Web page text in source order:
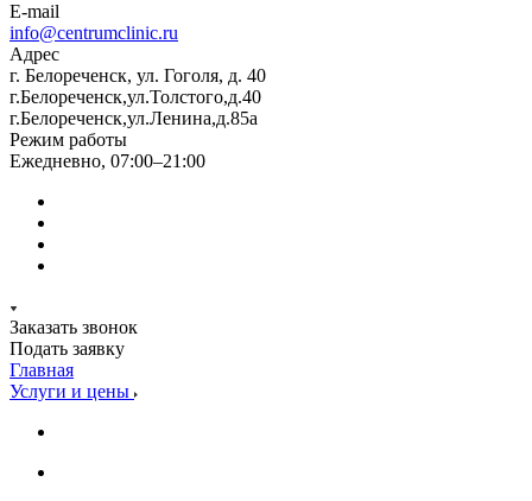
E-mail
info@centrumclinic.ru
Адрес
г. Белореченск, ул. Гоголя, д. 40
г.Белореченск,ул.Толстого,д.40
г.Белореченск,ул.Ленина,д.85а
Режим работы
Ежедневно, 07:00–21:00
Заказать звонок
Подать заявку
Главная
Услуги и цены